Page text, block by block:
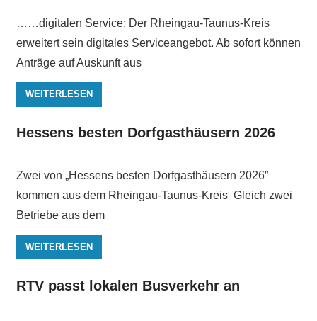
……digitalen Service: Der Rheingau-Taunus-Kreis
erweitert sein digitales Serviceangebot. Ab sofort können
Anträge auf Auskunft aus
WEITERLESEN
Hessens besten Dorfgasthäusern 2026
Zwei von „Hessens besten Dorfgasthäusern 2026″
kommen aus dem Rheingau-Taunus-Kreis Gleich zwei
Betriebe aus dem
WEITERLESEN
RTV passt lokalen Busverkehr an